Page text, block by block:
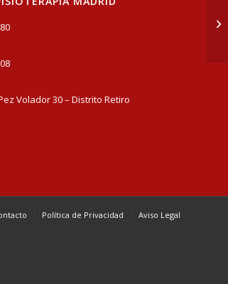
Volador 30 – Distrito Retiro
Política de Privacidad Aviso Legal